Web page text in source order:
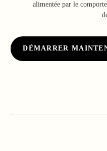
alimentée par le
DÉMARRER